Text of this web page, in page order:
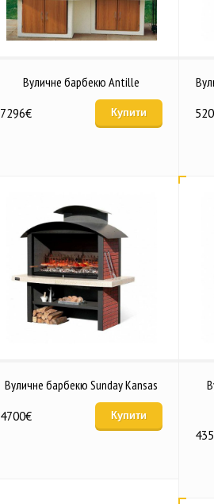
Вуличне барбекю Antille
7296€ Купити
Вуличне барбекю Sunday Kansas
4700€ Купити